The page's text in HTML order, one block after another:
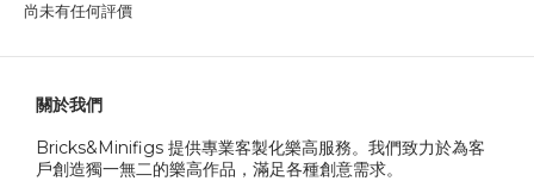
尚未有任何評價
關於我們
Bricks&Minifigs 提供專業客製化樂高服務。我們致力於為客
戶創造獨一無二的樂高作品，滿足各種創意需求。